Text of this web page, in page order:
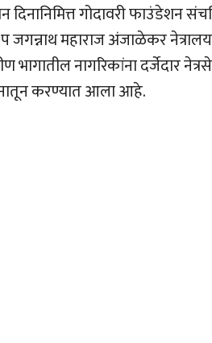
दिनानिमित्त गोदावरी फाउंडेशन
महाराज अंजाळेकर
भागातील नागरिकांना दर्जेदार
करण्यात आला आहे.